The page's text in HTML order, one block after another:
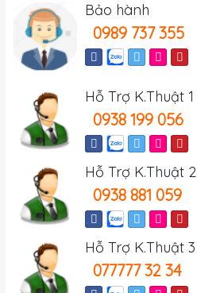
Bảo hành
0989 737 355
Hỗ Trợ K.Thuật 1
0938 199 056
Hỗ Trợ K.Thuật 2
0938 881 059
Hỗ Trợ K.Thuật 3
077777 32 34